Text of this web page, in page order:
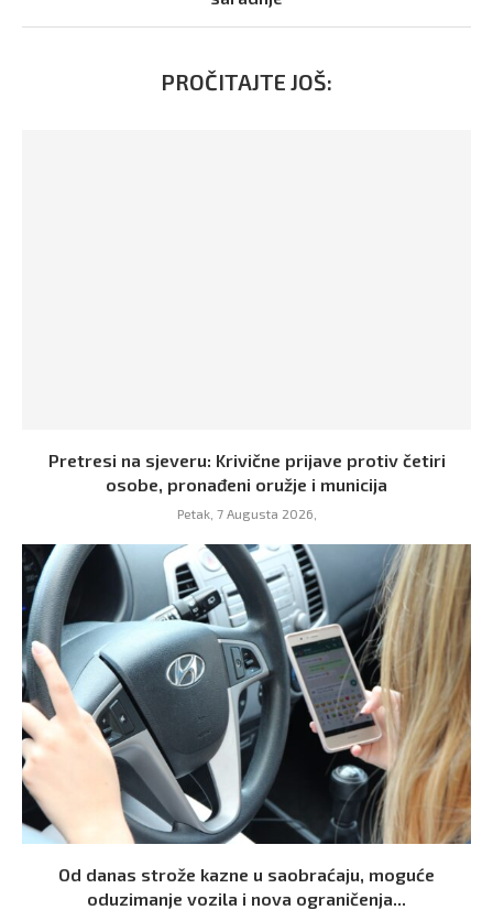
PROČITAJTE JOŠ:
Pretresi na sjeveru: Krivične prijave protiv četiri
osobe, pronađeni oružje i municija
Petak, 7 Augusta 2026,
Od danas strože kazne u saobraćaju, moguće
oduzimanje vozila i nova ograničenja...